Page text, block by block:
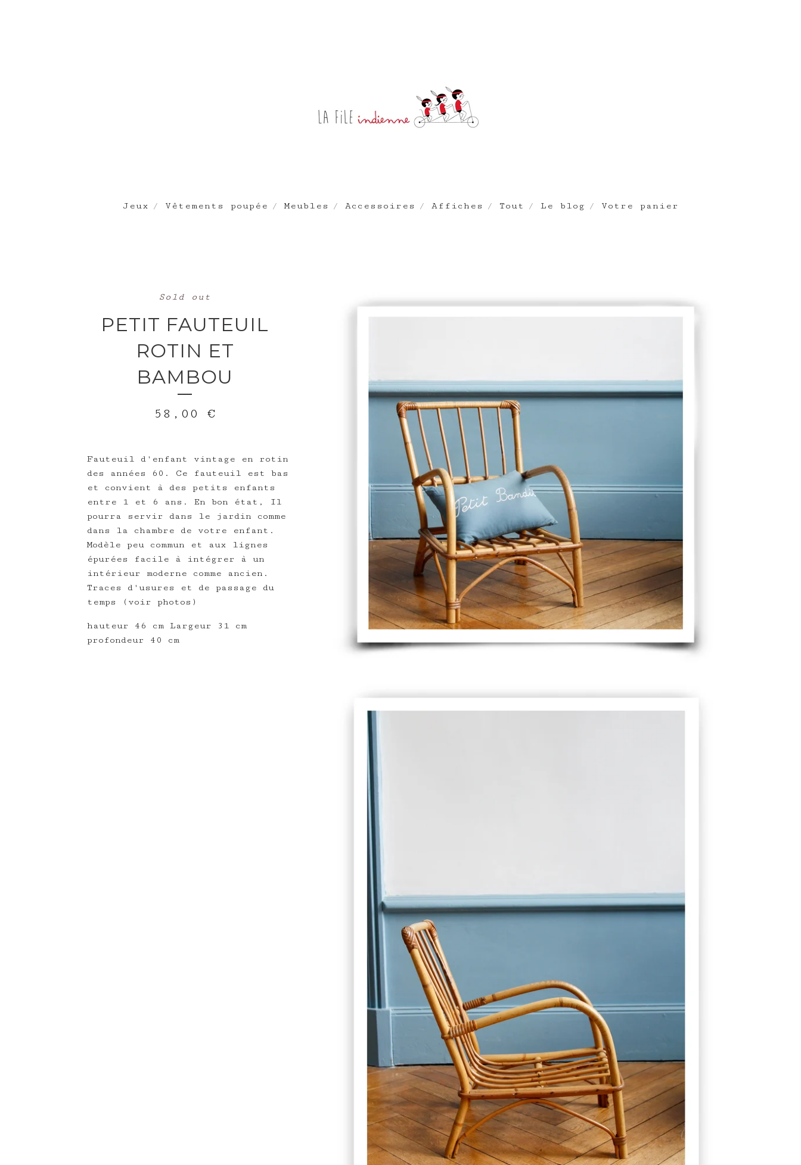
Jeux Vêtements poupée Meubles Accessoires Affiches Tout Le blog Votre panier
Sold out
PETIT FAUTEUIL
ROTIN ET
BAMBOU
58,00 €
Fauteuil d'enfant vintage en rotin
des années 60. Ce fauteuil est bas
et convient à des petits enfants
entre 1 et 6 ans. En bon état, Il
pourra servir dans le jardin comme
dans la chambre de votre enfant.
Modèle peu commun et aux lignes
épurées facile à intégrer à un
intérieur moderne comme ancien.
Traces d'usures et de passage du
temps (voir photos)
hauteur 46 cm Largeur 31 cm
profondeur 40 cm